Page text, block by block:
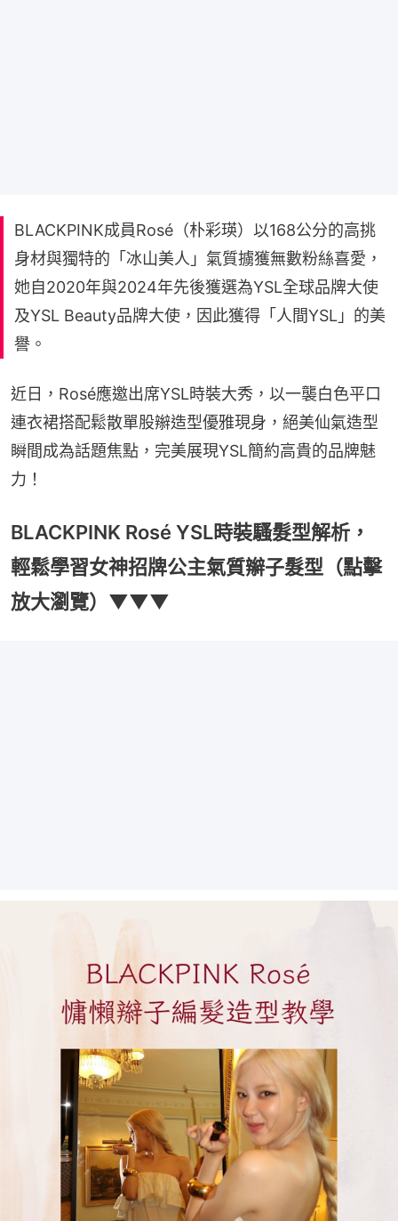
BLACKPINK成員Rosé（朴彩瑛）以168公分的高挑
身材與獨特的「冰山美人」氣質擄獲無數粉絲喜愛，
她自2020年與2024年先後獲選為YSL全球品牌大使
及YSL Beauty品牌大使，因此獲得「人間YSL」的美
譽。
近日，Rosé應邀出席YSL時裝大秀，以一襲白色平口
連衣裙搭配鬆散單股辮造型優雅現身，絕美仙氣造型
瞬間成為話題焦點，完美展現YSL簡約高貴的品牌魅
力！
BLACKPINK Rosé YSL時裝騷髮型解析，
輕鬆學習女神招牌公主氣質辮子髮型（點擊
放大瀏覽）▼▼▼